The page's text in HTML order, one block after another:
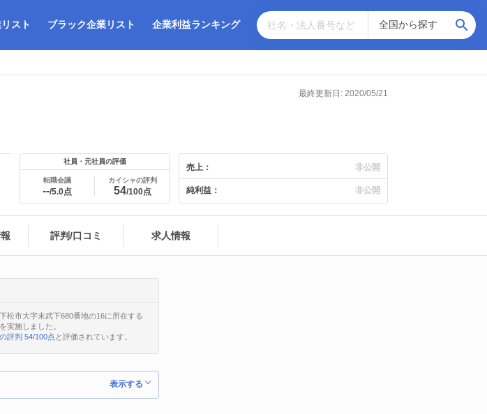
スト ブラック企業リスト 企業利益ランキング
最終更新日: 2020/05/21
社員・元社員の評価
転職会議
--/5.0点
カイシャの評判
54/100点
売上： 非公開
純利益： 非公開
評判/口コミ 求人情報
松市大字末武下680番地の16に所在する
実施しました。
評判 54/100点 と評価されています。
表示する